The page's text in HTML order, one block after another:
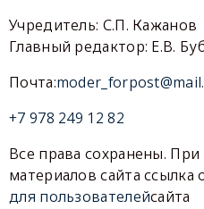
Учредитель: С.П. Кажанов
Главный редактор: Е.В.
Почта:
+7 978 249 12 82
Все права сохранены.
материалов сайта ссылка
для пользователейсайта